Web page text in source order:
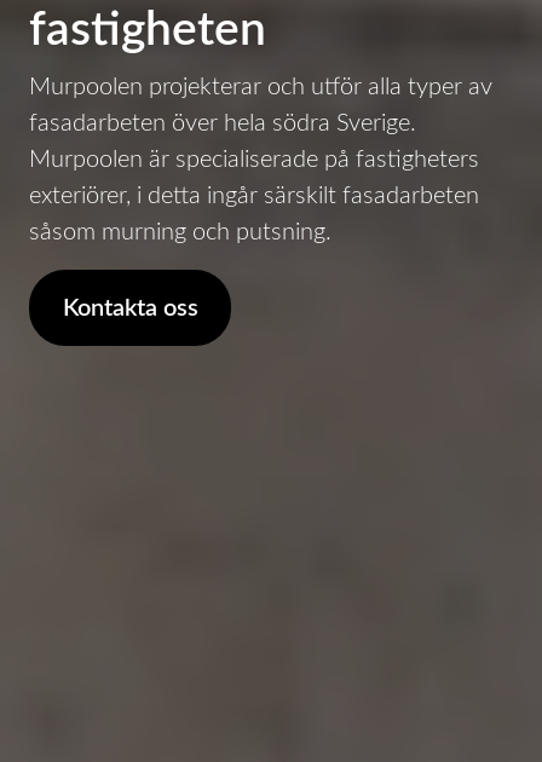
fastigheten
Murpoolen projekterar och utför alla typer av
fasadarbeten över hela södra Sverige.
Murpoolen är specialiserade på fastigheters
exteriörer, i detta ingår särskilt fasadarbeten
såsom murning och putsning.
Kontakta oss